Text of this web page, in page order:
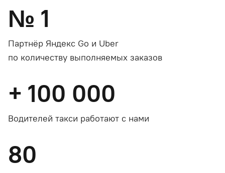
№ 1
Партнёр Яндекс Go и Uber
по количеству выполняемых заказов
+ 100 000
Водителей такси работают с нами
80